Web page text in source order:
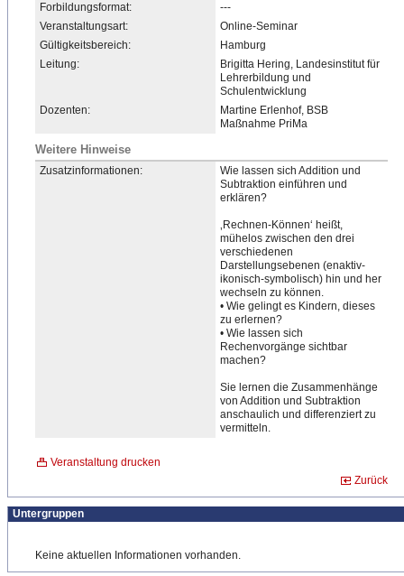
Forbildungsformat:
---
Veranstaltungsart:
Online-Seminar
Gültigkeitsbereich:
Hamburg
Leitung:
Brigitta Hering, Landesinstitut für
Lehrerbildung und
Schulentwicklung
Dozenten:
Martine Erlenhof, BSB
Maßnahme PriMa
Weitere Hinweise
Zusatzinformationen:
Wie lassen sich Addition und
Subtraktion einführen und
erklären?
‚Rechnen-Können‘ heißt,
mühelos zwischen den drei
verschiedenen
Darstellungsebenen (enaktiv-
ikonisch-symbolis​ch) hin und her
wechseln zu können.
• Wie gelingt es Kindern, dieses
zu erlernen?
• Wie lassen sich
Rechenvorgänge sichtbar
machen?
Sie lernen die Zusammenhänge
von Addition und Subtraktion
anschaulich und differenziert zu
vermitteln.
Veranstaltung drucken
Zurück
Untergruppen
Keine aktuellen Informationen vorhanden.